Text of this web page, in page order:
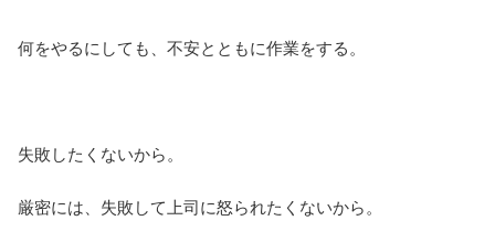
何をやるにしても、不安とともに作業をする。
失敗したくないから。
厳密には、失敗して上司に怒られたくないから。